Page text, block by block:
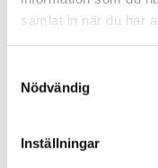
samlat in när du har
Nödvändig
Inställningar